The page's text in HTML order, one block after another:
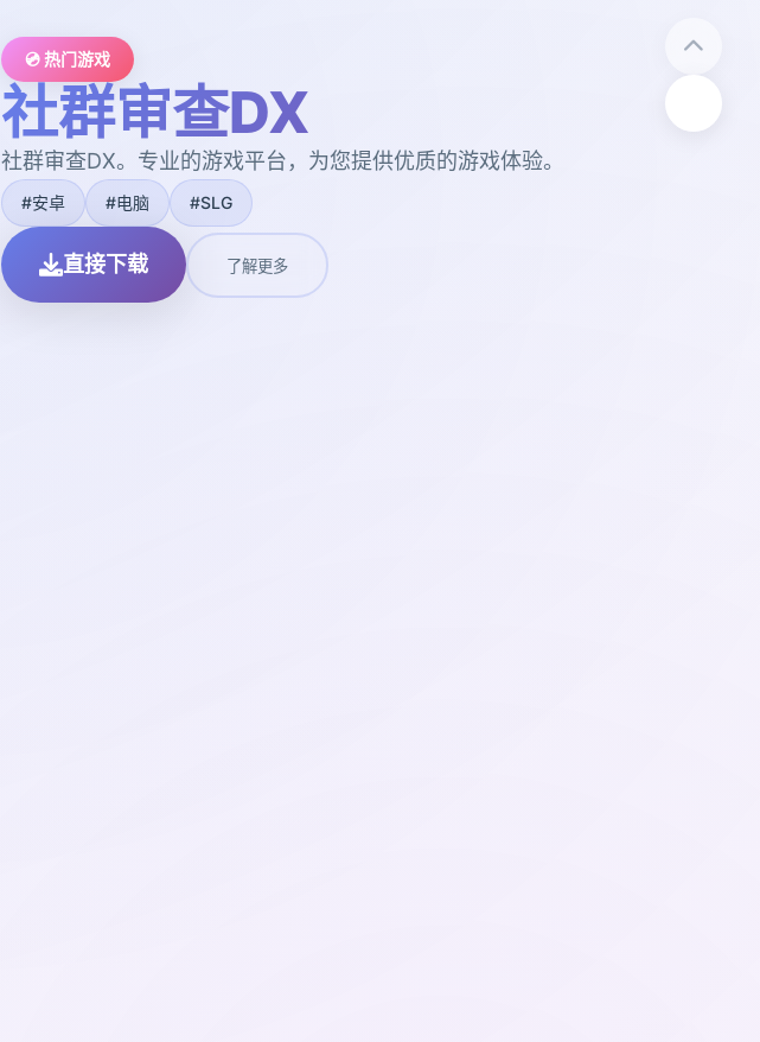
💿 热门游戏
社群审查DX
社群审查DX。专业的游戏平台，为您提供优质的游戏体验。
#安卓 #电脑 #SLG
直接下载 了解更多